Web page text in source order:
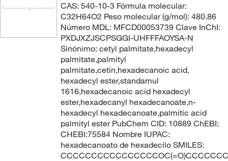
CAS: 540-10-3 Fórmula molecular:
C32H64O2 Peso molecular (g/mol): 480.86
Número MDL: MFCD00053739 Clave InChI:
PXDJXZJSCPSGGI-UHFFFAOYSA-N
Sinónimo: cetyl palmitate,hexadecyl
palmitate,palmityl
palmitate,cetin,hexadecanoic acid,
hexadecyl ester,standamul
1616,hexadecanoic acid hexadecyl
ester,hexadecanyl hexadecanoate,n-
hexadecyl hexadecanoate,palmitic acid
palmityl ester PubChem CID: 10889 ChEBI:
CHEBI:75584 Nombre IUPAC:
hexadecanoato de hexadecilo SMILES: